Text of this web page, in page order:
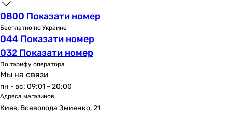
0800 Показати номер
Бесплатно по Украине
044 Показати номер
032 Показати номер
По тарифу оператора
Мы на связи
пн - вс: 09:01 - 20:00
Адреса магазинов
Киев, Всеволода Змиенко, 21